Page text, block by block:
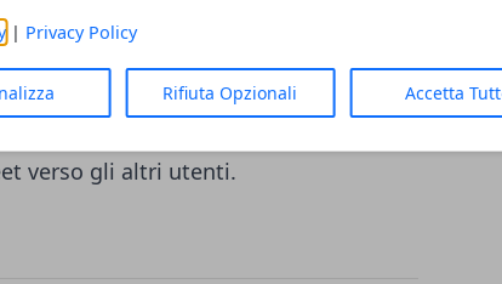
| Privacy Policy
Rifiuta Opzionali Accetta
ed empatia che talvolta è difficile
Gli emoji ben presto
social. In realtà già esistono su
di inserire una serie di emoji da
verso gli altri utenti.